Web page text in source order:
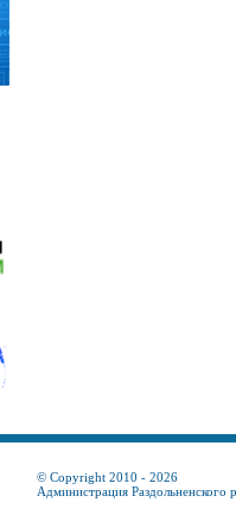
© Copyright 2010 - 2026
Администрация Раздольненского